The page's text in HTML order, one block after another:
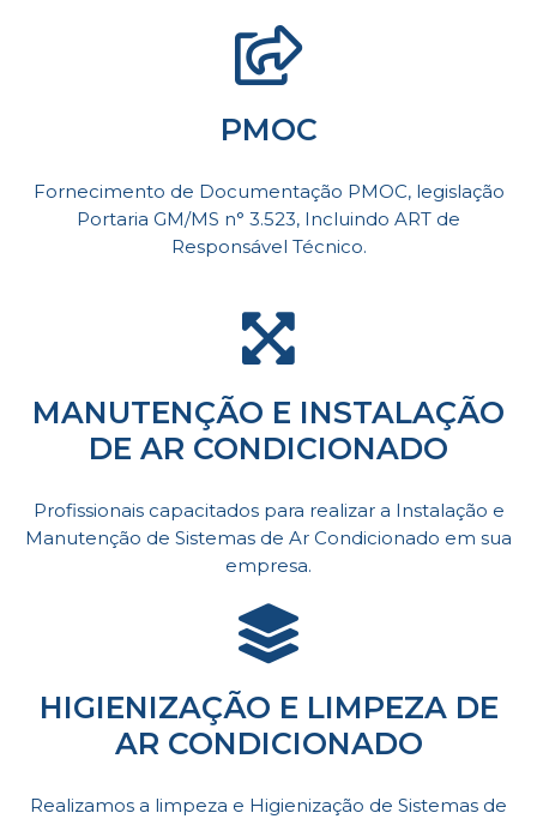
PMOC
Fornecimento de Documentação PMOC, legislação
Portaria GM/MS n° 3.523, Incluindo ART de
Responsável Técnico.
MANUTENÇÃO E INSTALAÇÃO
DE AR CONDICIONADO
Profissionais capacitados para realizar a Instalação e
Manutenção de Sistemas de Ar Condicionado em sua
empresa.
HIGIENIZAÇÃO E LIMPEZA DE
AR CONDICIONADO
Realizamos a limpeza e Higienização de Sistemas de